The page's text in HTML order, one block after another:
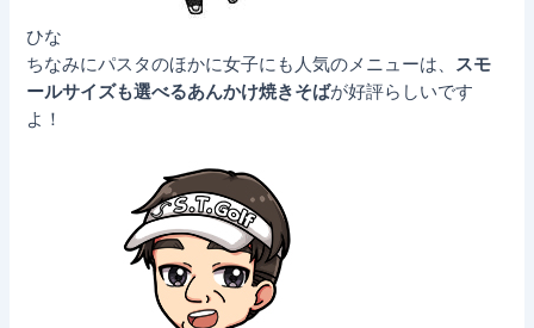
ひな
ちなみにパスタのほかに女子にも人気のメニューは、 スモ
ールサイズも選べるあんかけ焼きそばが好評らしいです
よ！